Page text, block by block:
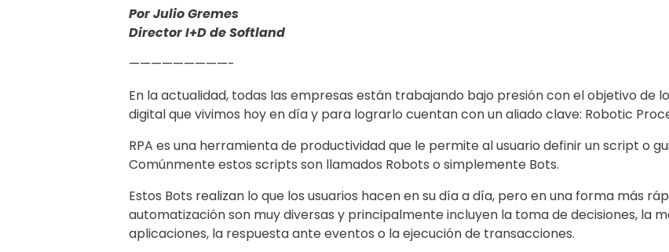
Por Julio Gremes
Director I+D de Softland
—————————-
En la actualidad, todas las empresas están trabajando bajo presión con el objetivo de
digital que vivimos hoy en día y para lograrlo cuentan con un aliado clave: Robotic
RPA es una herramienta de productividad que le permite al usuario definir un script o
Comúnmente estos scripts son llamados Robots o simplemente Bots.
Estos Bots realizan lo que los usuarios hacen en su día a día, pero en una forma más
automatización son muy diversas y principalmente incluyen la toma de decisiones, la
aplicaciones, la respuesta ante eventos o la ejecución de transacciones.